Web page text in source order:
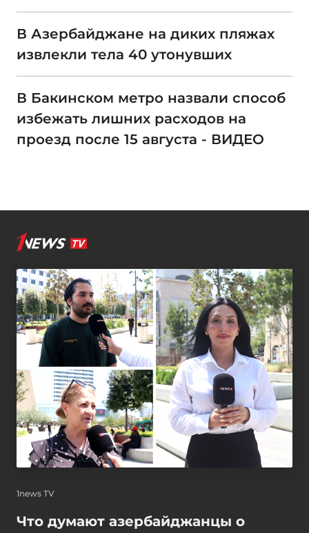
В Азербайджане на диких пляжах
извлекли тела 40 утонувших
В Бакинском метро назвали способ
избежать лишних расходов на
проезд после 15 августа - ВИДЕО
1news TV
Что думают азербайджанцы о